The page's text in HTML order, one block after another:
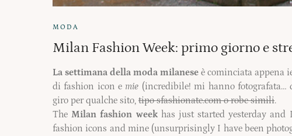
MODA
Milan Fashion Week: primo giorno e
La settimana della moda milanese è cominciata appena
di fashion icon e mie (incredibile! mi hanno fotografata…
giro per qualche sito, tipo sfashionate.com o robe simili.
TheMilan fashion weekhas just started yesterday and
fashion icons and mine (unsurprisingly I have been